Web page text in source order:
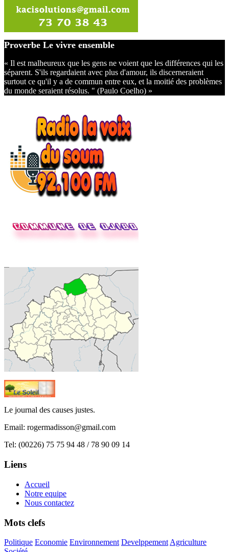
Proverbe Le vivre ensemble
« Il est malheureux que les gens ne voient que les différences qui les
séparent. S'ils regardaient avec plus d'amour, ils discerneraient
surtout ce qu'il y a de commun entre eux, et la moitié des problèmes
du monde seraient résolus. " (Paulo Coelho) »
Le journal des causes justes.
Email: rogermadisson@gmail.com
Tel: (00226) 75 75 94 48 / 78 90 09 14
Liens
Accueil
Notre equipe
Nous contactez
Mots clefs
Politique Economie Environnement Develppement Agriculture